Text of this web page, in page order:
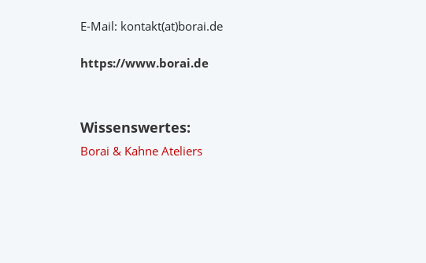
E-Mail: kontakt(at)borai.de
https://www.borai.de
Wissenswertes:
Borai & Kahne Ateliers